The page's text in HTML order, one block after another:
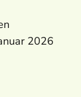
2026